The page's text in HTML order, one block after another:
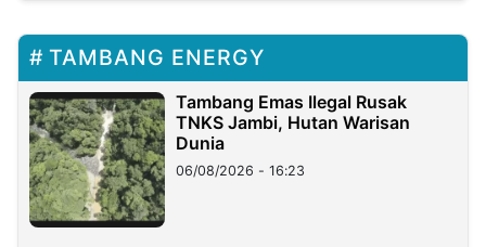
TAMBANG ENERGY
Tambang Emas Ilegal Rusak
TNKS Jambi, Hutan Warisan
Dunia
06/08/2026 - 16:23